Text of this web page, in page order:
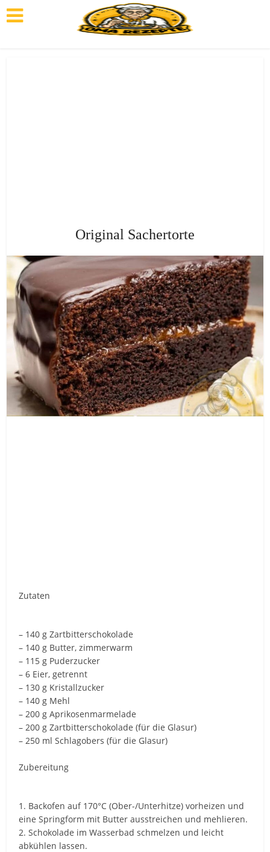
Original Sachertorte
Zutaten
– 140 g Zartbitterschokolade
– 140 g Butter, zimmerwarm
– 115 g Puderzucker
– 6 Eier, getrennt
– 130 g Kristallzucker
– 140 g Mehl
– 200 g Aprikosenmarmelade
– 200 g Zartbitterschokolade (für die Glasur)
– 250 ml Schlagobers (für die Glasur)
Zubereitung
1. Backofen auf 170°C (Ober-/Unterhitze) vorheizen und
eine Springform mit Butter ausstreichen und mehlieren.
2. Schokolade im Wasserbad schmelzen und leicht
abkühlen lassen.